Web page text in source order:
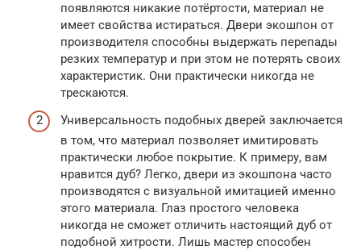
появляются никакие потёртости, материал не
имеет свойства истираться. Двери экошпон от
производителя способны выдержать перепады
резких температур и при этом не потерять своих
характеристик. Они практически никогда не
трескаются.
Универсальность подобных дверей заключается
в том, что материал позволяет имитировать
практически любое покрытие. К примеру, вам
нравится дуб? Легко, двери из экошпона часто
производятся с визуальной имитацией именно
этого материала. Глаз простого человека
никогда не сможет отличить настоящий дуб от
подобной хитрости. Лишь мастер способен